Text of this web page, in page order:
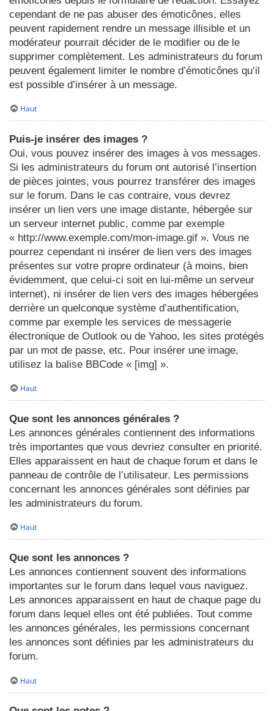
cependant de ne pas abuser des émoticônes, elles
peuvent rapidement rendre un message illisible et un
modérateur pourrait décider de le modifier ou de le
supprimer complètement. Les administrateurs du forum
peuvent également limiter le nombre d’émoticônes qu’il
est possible d’insérer à un message.
Haut
Puis-je insérer des images ?
Oui, vous pouvez insérer des images à vos messages.
Si les administrateurs du forum ont autorisé l’insertion
de pièces jointes, vous pourrez transférer des images
sur le forum. Dans le cas contraire, vous devrez
insérer un lien vers une image distante, hébergée sur
un serveur internet public, comme par exemple
« http://www.exemple.com/mon-image.gif ». Vous ne
pourrez cependant ni insérer de lien vers des images
présentes sur votre propre ordinateur (à moins, bien
évidemment, que celui-ci soit en lui-même un serveur
internet), ni insérer de lien vers des images hébergées
derrière un quelconque système d’authentification,
comme par exemple les services de messagerie
électronique de Outlook ou de Yahoo, les sites protégés
par un mot de passe, etc. Pour insérer une image,
utilisez la balise BBCode « [img] ».
Haut
Que sont les annonces générales ?
Les annonces générales contiennent des informations
très importantes que vous devriez consulter en priorité.
Elles apparaissent en haut de chaque forum et dans le
panneau de contrôle de l’utilisateur. Les permissions
concernant les annonces générales sont définies par
les administrateurs du forum.
Haut
Que sont les annonces ?
Les annonces contiennent souvent des informations
importantes sur le forum dans lequel vous naviguez.
Les annonces apparaissent en haut de chaque page du
forum dans lequel elles ont été publiées. Tout comme
les annonces générales, les permissions concernant
les annonces sont définies par les administrateurs du
forum.
Haut